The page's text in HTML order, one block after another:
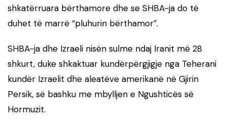
shkatërruara bërthamore dhe se SHBA-ja do të
duhet të marrë “pluhurin bërthamor”.
SHBA-ja dhe Izraeli nisën sulme ndaj Iranit më 28
shkurt, duke shkaktuar kundërpërgjigje nga Teherani
kundër Izraelit dhe aleatëve amerikanë në Gjirin
Persik, së bashku me mbylljen e Ngushticës së
Hormuzit.